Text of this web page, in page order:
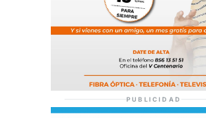
PUBLICIDAD